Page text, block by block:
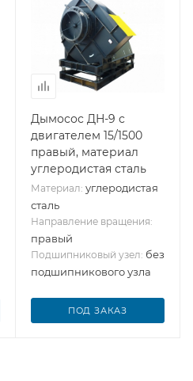
Дымосос ДН-9 с
двигателем 15/1500
правый, материал
углеродистая сталь
Материал: углеродистая
сталь
Направление вращения:
правый
Подшипниковый узел: без
подшипникового узла
ПОД ЗАКАЗ